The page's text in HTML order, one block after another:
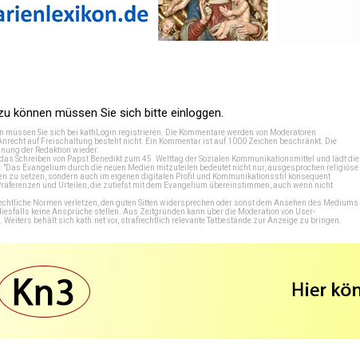
können müssen Sie sich bitte einloggen.
müssen Sie sich bei kathLogin registrieren . Die Kommentare werden von Moderatoren
auf Freischaltung besteht nicht. Ein Kommentar ist auf 1000 Zeichen beschränkt. Die
der Redaktion wieder.
Schreiben von Papst Benedikt zum 45. Welttag der Sozialen Kommunikationsmittel und lädt die
Evangelium durch die neuen Medien mitzuteilen bedeutet nicht nur, ausgesprochen religiöse
zu setzen, sondern auch im eigenen digitalen Profil und Kommunikationsstil konsequent
und Urteilen, die zutiefst mit dem Evangelium übereinstimmen, auch wenn nicht
Normen verletzen, den guten Sitten widersprechen oder sonst dem Ansehen des Mediums
keine Ansprüche stellen. Aus Zeitgründen kann über die Moderation von User-
behält sich kath.net vor, strafrechtlich relevante Tatbestände zur Anzeige zu bringen.